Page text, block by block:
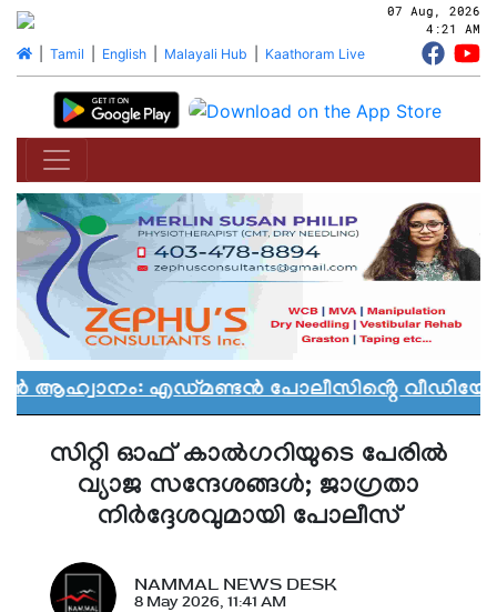
07 Aug, 2026
4:21 AM
| Tamil English| Malayali Hub Kaathoram Live
എഡ്മണ്ടൻ പോലീസിൻ്റെ വീഡിയോ
സിറ്റി ഓഫ് കാൽഗറിയുടെ പേരിൽ
വ്യാജ സന്ദേശങ്ങൾ; ജാഗ്രതാ
നിർദ്ദേശവുമായി പോലീസ്
NAMMAL NEWS DESK
8 May 2026, 11:41 AM